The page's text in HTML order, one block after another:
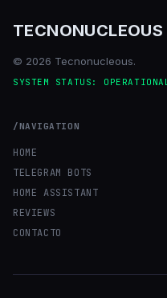
TECNONUCLEOUS
© 2026 Tecnonucleous.
SYSTEM STATUS: OPERATIONAL
/NAVIGATION
HOME
TELEGRAM BOTS
HOME ASSISTANT
REVIEWS
CONTACTO